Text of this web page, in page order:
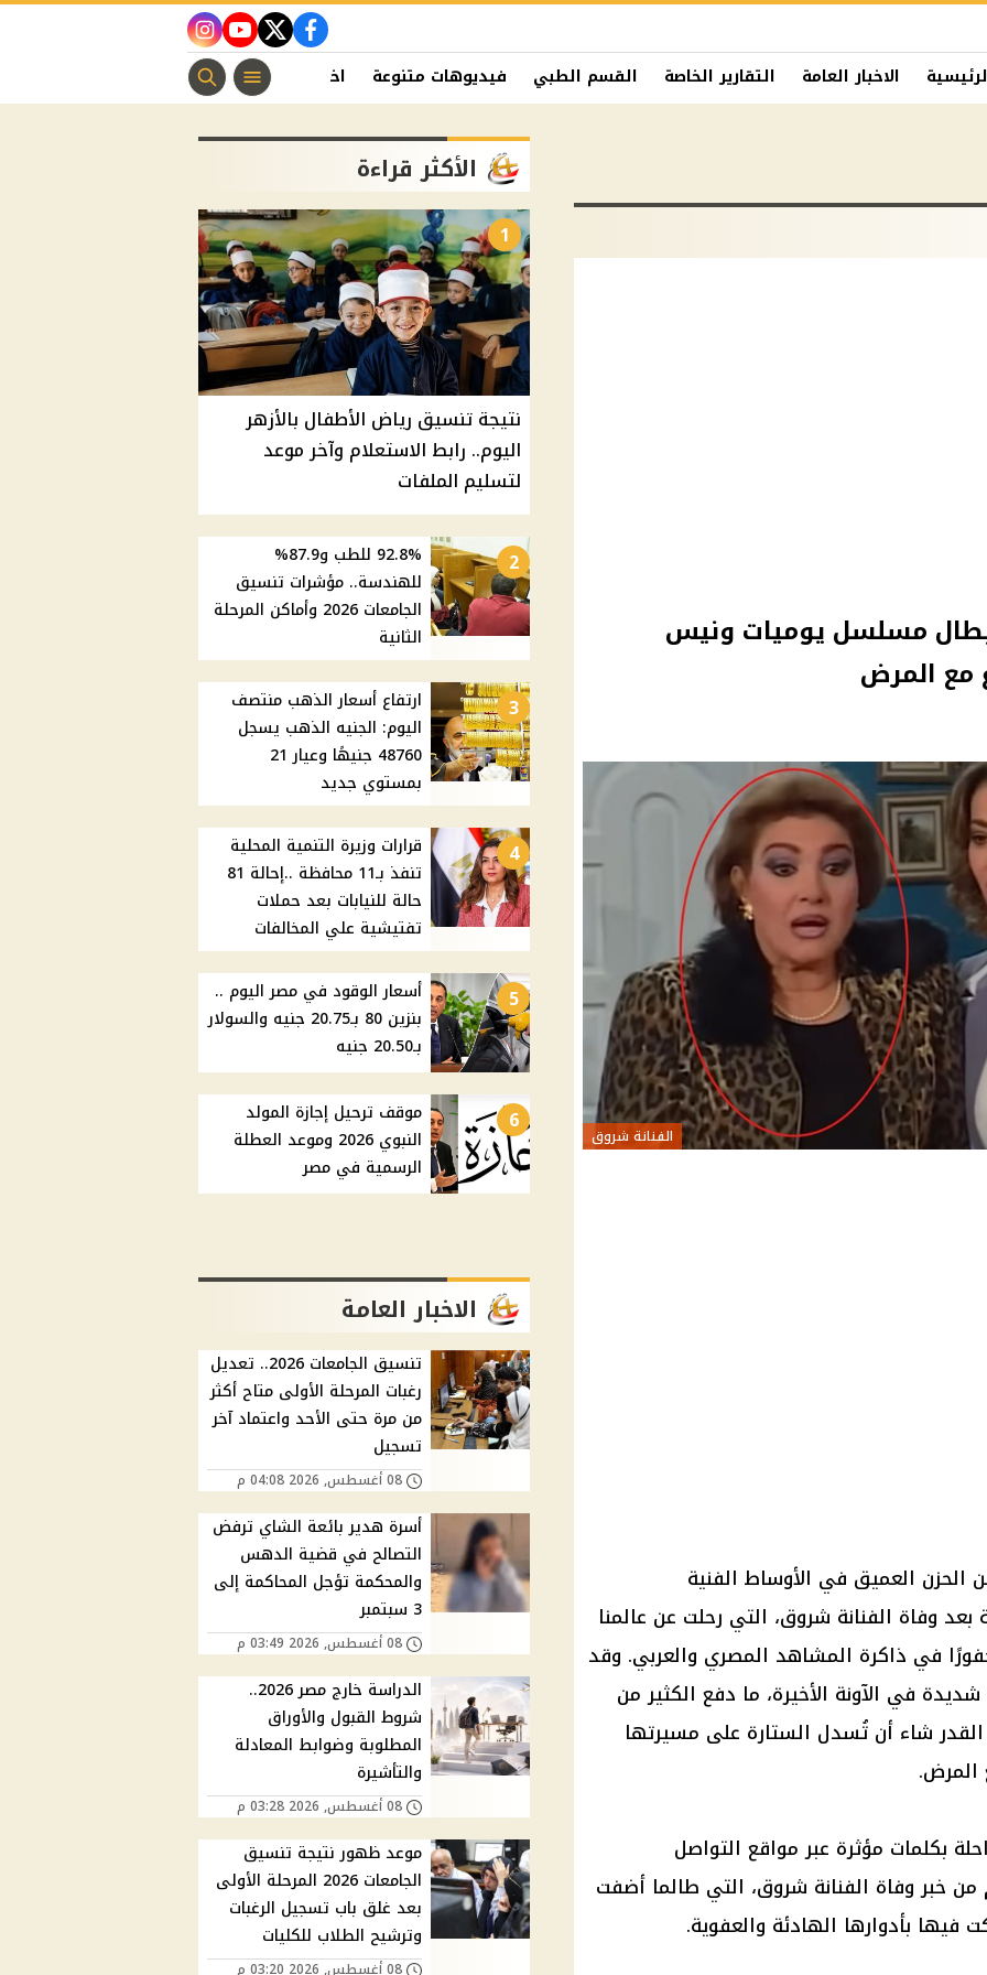
facebook
twitter
youtube
instagram
الاخبار العامة التقارير الخاصة القسم الطبي فيديوهات متنوعة اخبار الفن منوعات مسيحية
مسلسل يوميات ونيس
مع المرض
الفنانة شروق
الحزن العميق في الأوساط الفنية
بعد وفاة الفنانة شروق، التي رحلت عن عالمنا
في ذاكرة المشاهد المصري والعربي. وقد
شديدة في الآونة الأخيرة، ما دفع الكثير من
القدر شاء أن تُسدل الستارة على مسيرتها
المرض.
بكلمات مؤثرة عبرمواقع التواصل
من خبروفاة الفنانة شروق، التي طالما أضفت
فيها بأدوارها الهادئة والعفوية.
الأكثر قراءة
1
نتيجة تنسيق رياض الأطفال بالأزهر
اليوم.. رابط الاستعلام وآخر موعد
لتسليم الملفات
2
92.8% للطب و87.9%
للهندسة.. مؤشرات تنسيق
الجامعات 2026 وأماكن المرحلة
الثانية
3
ارتفاع أسعار الذهب منتصف
اليوم: الجنيه الذهب يسجل
48760 جنيهًا وعيار 21
بمستوي جديد
4
قرارات وزيرة التنمية المحلية
تنفذ بـ11 محافظة ..إحالة 81
حالة للنيابات بعد حملات
تفتيشية علي المخالفات
5
أسعار الوقود في مصر اليوم ..
بنزين 80 بـ20.75 جنيه والسولار
بـ20.50 جنيه
6
موقف ترحيل إجازة المولد
النبوي 2026 وموعد العطلة
الرسمية في مصر
الاخبار العامة
تنسيق الجامعات 2026.. تعديل
رغبات المرحلة الأولى متاح أكثر
من مرة حتى الأحد واعتماد آخر
تسجيل
08 أغسطس, 2026 04:08 م
أسرة هدير بائعة الشاي ترفض
التصالح في قضية الدهس
والمحكمة تؤجل المحاكمة إلى
3 سبتمبر
08 أغسطس, 2026 03:49 م
الدراسة خارج مصر 2026..
شروط القبول والأوراق
المطلوبة وضوابط المعادلة
والتأشيرة
08 أغسطس, 2026 03:28 م
موعد ظهور نتيجة تنسيق
الجامعات 2026 المرحلة الأولى
بعد غلق باب تسجيل الرغبات
وترشيح الطلاب للكليات
08 أغسطس, 2026 03:20 م